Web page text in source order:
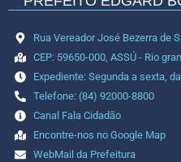
Rua Vereador José Bezerra de
CEP: 59650-000, ASSÚ - Rio
Expediente: Segunda a sexta,
Telefone: (84) 92000-8800
Canal Fala Cidadão
Encontre-nos no Google Map
WebMail da Prefeitura